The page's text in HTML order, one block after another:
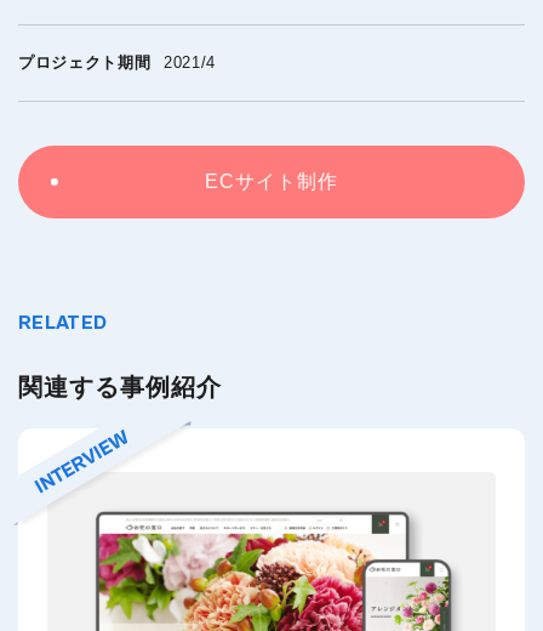
プロジェクト期間 2021/4
ECサイト制作
RELATED
関連する事例紹介